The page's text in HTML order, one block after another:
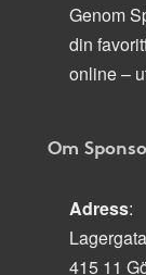
Genom
din
online –
Om
Adress:
415 11